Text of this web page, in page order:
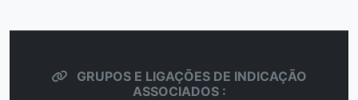
GRUPOS E LIGAÇÕES DE INDICAÇÃO
ASSOCIADOS :